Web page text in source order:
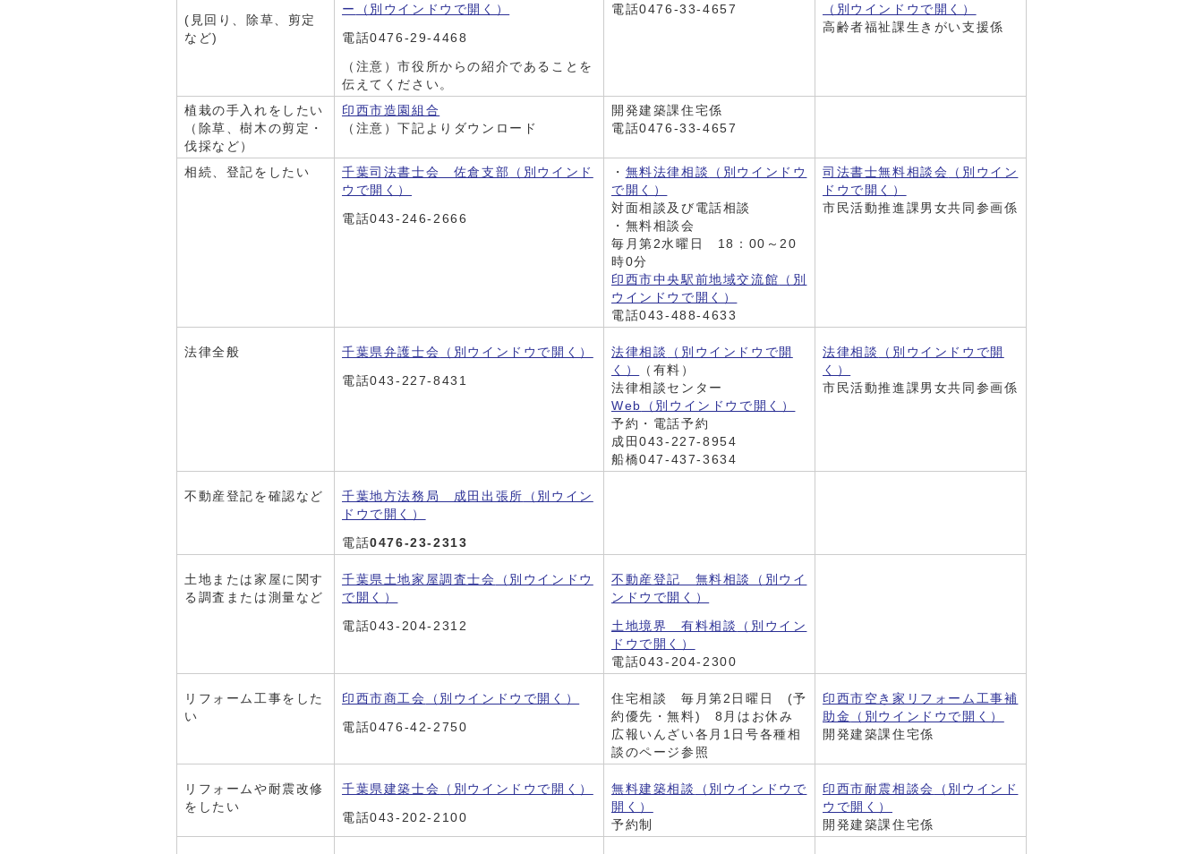
(見回り、除草、剪定
など)
ー
（別ウインドウで開く）
電話0476-29-4468
（注意）市役所からの紹介であることを
伝えてください。
電話0476-33-4657
（別ウインドウで開く）
高齢者福祉課生きがい支援係
植栽の手入れをしたい
（除草、樹木の剪定・
伐採など）
印西市造園組合
（注意）下記よりダウンロード
開発建築課住宅係
電話0476-33-4657
相続、登記をしたい 千葉司法書士会 佐倉支部 （別ウインド
ウで開く）
電話043-246-2666
・ 無料法律相談
（別ウインドウ
で開く）
対面相談及び電話相談
・無料相談会
毎月第2水曜日 18：00～20
時0分
印西市中央駅前地域交流館 （別
ウインドウで開く）
電話043-488-4633
司法書士無料相談会
（別ウイン
ドウで開く）
市民活動推進課男女共同参画係
法律全般 千葉県弁護士会 （別ウインドウで開く）
電話043-227-8431
法律相談
（別ウインドウで開
く）
（有料）
法律相談センター
Web
（別ウインドウで開く）
予約・電話予約
成田043-227-8954
船橋047-437-3634
法律相談
（別ウインドウで開
く）
市民活動推進課男女共同参画係
不動産登記を確認など 千葉地方法務局 成田出張所
（別ウイン
ドウで開く）
電話0476-23-2313
土地または家屋に関す
る調査または測量など
千葉県土地家屋調査士会
（別ウインドウ
で開く）
電話043-204-2312
不動産登記 無料相談
（別ウイ
ンドウで開く）
土地境界 有料相談
（別ウイン
ドウで開く）
電話043-204-2300
リフォーム工事をした
い
印西市商工会 （別ウインドウで開く）
電話0476-42-2750
住宅相談 毎月第2日曜日 (予
約優先・無料) 8月はお休み
広報いんざい各月1日号各種相
談のページ参照
印西市空き家リフォーム工事補
助金
（別ウインドウで開く）
開発建築課住宅係
リフォームや耐震改修
をしたい
千葉県建築士会 （別ウインドウで開く）
電話043-202-2100
無料建築相談
（別ウインドウで
開く）
予約制
印西市耐震相談会
（別ウインド
ウで開く）
開発建築課住宅係